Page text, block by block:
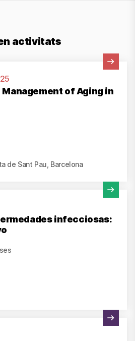
activitats
of Aging in
de Sant Pau, Barcelona
infecciosas: